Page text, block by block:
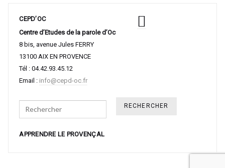
CEPD’OC
Centre d’Etudes de la parole d’Oc
8 bis, avenue Jules FERRY
13100 AIX EN PROVENCE
Tél : 04.42.93.45.12
Email : info@cepd-oc.fr
Search
APPRENDRE LE PROVENÇAL